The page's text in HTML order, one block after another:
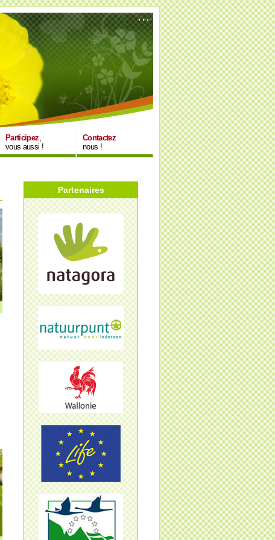
Participez,
vous aussi !
Contactez
nous !
Partenaires